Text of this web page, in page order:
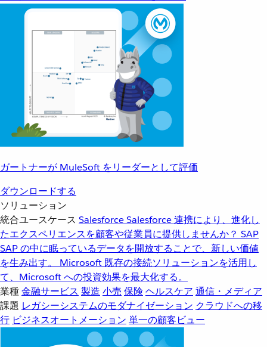
ガートナーが MuleSoft をリーダーとして評価
ダウンロードする
ソリューション
統合ユースケース SalesforceSalesforce 連携により、進化し
たエクスペリエンスを顧客や従業員に提供しませんか？ SAP
SAP の中に眠っているデータを開放することで、新しい価値
を生み出す。
Microsoft 既存の接続ソリューションを活用し
て、Microsoft への投資効果を最大化する。
業種金融サービス 製造 小売 保険 ヘルスケア 通信・メディア
課題 レガシーシステムのモダナイゼーション クラウドへの移
行 ビジネスオートメーション 単一の顧客ビュー